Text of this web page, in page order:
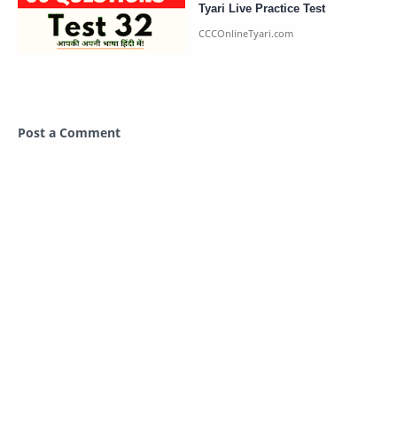
Tyari Live Practice Test
Post a Comment